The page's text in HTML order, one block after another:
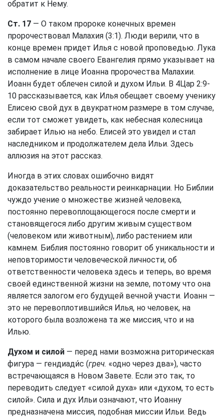
обратит к Нему.
Ст. 17 — О таком пророке конечных времен
пророчествовал Малахия (3:1). Люди верили, что в
конце времен придет Илья с новой проповедью. Лука
в самом начале своего Евангелия прямо указывает на
исполнение в лице Иоанна пророчества Малахии.
Иоанн будет облечен силой и духом Ильи. В 4Цар 2:9-
10 рассказывается, как Илья обещает своему ученику
Елисею свой дух в двукратном размере в том случае,
если тот сможет увидеть, как небесная колесница
забирает Илью на небо. Елисей это увидел и стал
наследником и продолжателем дела Ильи. Здесь
аллюзия на этот рассказ.
Иногда в этих словах ошибочно видят
доказательство реальности реинкарнации. Но Библии
чуждо учение о множестве жизней человека,
постоянно перевоплощающегося после смерти и
становящегося либо другим живым существом
(человеком или животным), либо растением или
камнем. Библия постоянно говорит об уникальности и
неповторимости человеческой личности, об
ответственности человека здесь и теперь, во время
своей единственной жизни на земле, потому что она
является залогом его будущей вечной участи. Иоанн —
это не перевоплотившийся Илья, но человек, на
которого была возложена та же миссия, что и на
Илью.
Духом и силой — перед нами возможна риторическая
фигура — гендиади́с (греч. «одно через два»), часто
встречающаяся в Новом Завете. Если это так, то
переводить следует «силой духа» или «духом, то есть
силой». Сила и дух Ильи означают, что Иоанну
предназначена миссия, подобная миссии Ильи. Ведь